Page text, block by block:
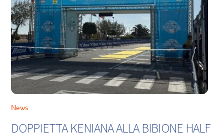
News
DOPPIETTA KENIANA ALLA BIBIONE HALF